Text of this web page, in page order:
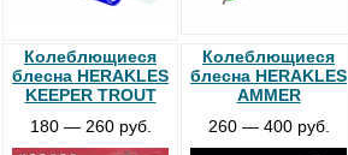
Колеблющиеся
блесна HERAKLES
KEEPER TROUT
180 — 260 руб.
Колеблющиеся
блесна HERAKLES
AMMER
260 — 400 руб.